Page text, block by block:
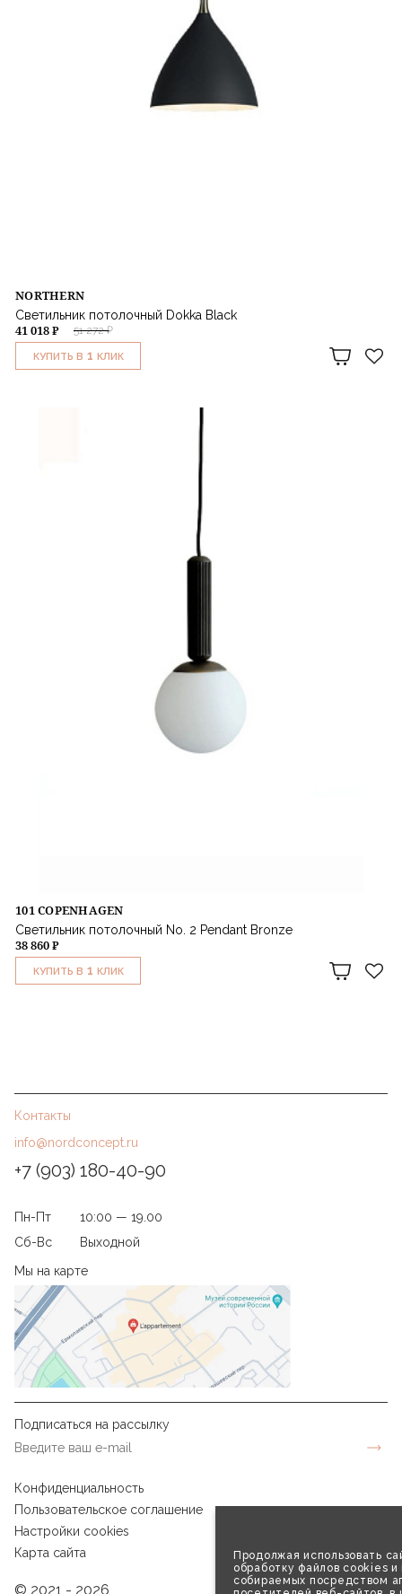
Продолжая использовать
обработку файлов cookies и
собираемых посредством
NORTHERN
Светильник потолочный Dokka Black
51 272 ₽
41 018 ₽
КУПИТЬ В 1 КЛИК
101 COPENHAGEN
Светильник потолочный No. 2 Pendant Bronze
38 860 ₽
КУПИТЬ В 1 КЛИК
Контакты
info@nordconcept.ru
+7 (903) 180-40-90
Пн-Пт
10:00 — 19.00
Сб-Вс
Выходной
Мы на карте
Подписаться на рассылку
Конфиденциальность
Пользовательское соглашение
Настройки cookies
Карта сайта
© 2021 - 2026